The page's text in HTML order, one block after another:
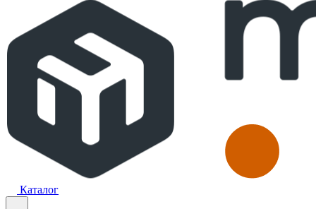
Каталог